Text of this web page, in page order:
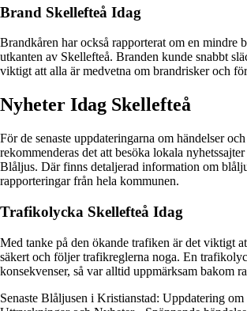
Brand Skellefteå Idag
Brandkåren har också rapporterat om en mindre
utkanten av Skellefteå. Branden kunde snabbt
viktigt att alla är medvetna om brandrisker och
Nyheter Idag Skellefteå
För de senaste uppdateringarna om händelser
rekommenderas det att besöka lokala
Blåljus. Där finns detaljerad information om
rapporteringar från hela kommunen.
Trafikolycka Skellefteå Idag
Med tanke på den ökande trafiken är det viktigt
säkert och följer trafikreglerna noga. En
konsekvenser, så var alltid uppmärksam bakom
Senaste Blåljusen i Kristianstad: Uppdatering